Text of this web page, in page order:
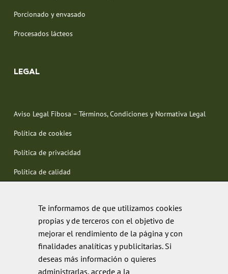
Porcionado y envasado
Procesados lácteos
LEGAL
Aviso Legal Fibosa – Términos, Condiciones y Normativa Legal
Política de cookies
Política de privacidad
Política de calidad
Te informamos de que utilizamos cookies
propias y de terceros con el objetivo de
mejorar el rendimiento de la página y con
finalidades analíticas y publicitarias. Si
deseas más información o quieres
administrarlas, accede a la